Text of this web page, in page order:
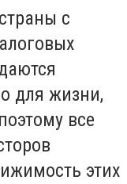
с
для жизни,
все
этих